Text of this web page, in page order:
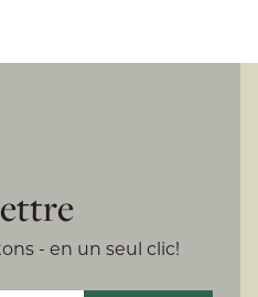
- en un seul clic!